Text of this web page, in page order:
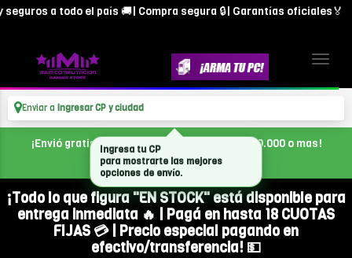
a todo el país 🚚| Compra segura 🔒| Garantías oficiales🏅
Enviar a Ingresar CP y ciudad
¡Envió gratis en CABA, con tu compra de $300.000 o mas!
¡Todo lo que figura "EN STOCK" está disponible para
entrega inmediata 🔥 | Pagá en hasta 18 CUOTAS
FIJAS 💳 | Precio especial pagando en
efectivo/transferencia! 💵
Ingresa tu CP
para mostrarte las mejores
opciones de envío.